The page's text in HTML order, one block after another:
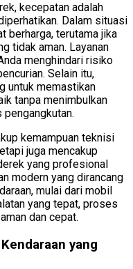
kecepatan adalah
Dalam situasi
berharga, terutama jika
tidak aman. Layanan
menghindari risiko
Selain itu,
untuk memastikan
tanpa menimbulkan
kemampuan teknisi
juga mencakup
yang profesional
modern yang dirancang
mulai dari mobil
yang tepat, proses
dan cepat.
yang